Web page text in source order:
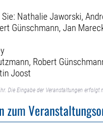
Nathalie Jaworski,
Günschmann, Jan
Robert
Joost
Die Eingabe der Veranstaltungen
zum